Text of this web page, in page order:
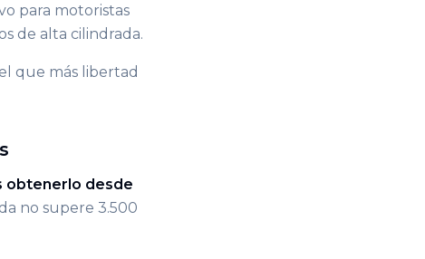
para motoristas
de alta cilindrada.
que más libertad
obtenerlo desde
no supere 3.500